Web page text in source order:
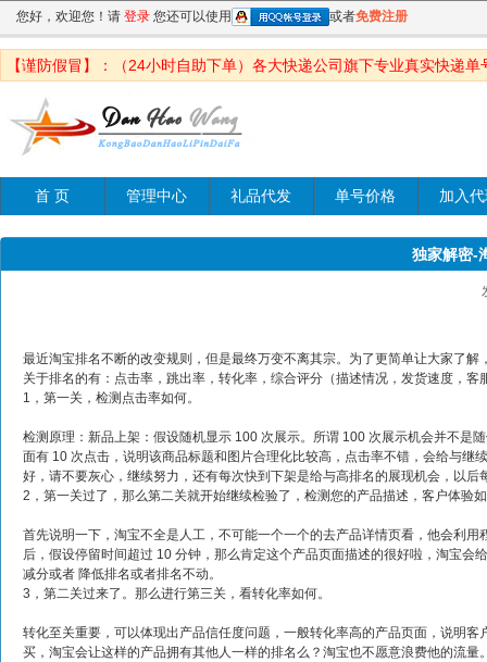
您好，欢迎您！请 登录 您还可以使用 或者免费注册
【谨防假冒】：（24小时自助下单）各大快递公司旗下专业真实快递
首 页 管理中心 礼品代发 单号价格 加入
独家解密-
最近淘宝排名不断的改变规则，但是最终万变不离其宗。为了更简单让大家了解
关于排名的有：点击率，跳出率，转化率，综合评分（描述情况，发货速度，
1，第一关，检测点击率如何。
检测原理：新品上架：假设随机显示 100 次展示。所谓 100 次展示机会并不是
面有 10 次点击，说明该商品标题和图片合理化比较高，点击率不错，会给与
好，请不要灰心，继续努力，还有每次快到下架是给与高排名的展现机会，以
2，第一关过了，那么第二关就开始继续检验了，检测您的产品描述，客户体验
首先说明一下，淘宝不全是人工，不可能一个一个的去产品详情页看，他会利
后，假设停留时间超过 10 分钟，那么肯定这个产品页面描述的很好啦，淘宝
减分或者 降低排名或者排名不动。
3，第二关过来了。那么进行第三关，看转化率如何。
转化至关重要，可以体现出产品信任度问题，一般转化率高的产品页面，说明
买，淘宝会让这样的产品拥有其他人一样的排名么？淘宝也不愿意浪费他的流量